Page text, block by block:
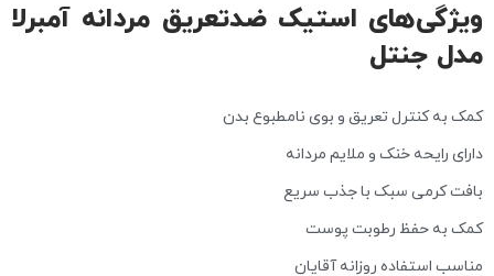
ویژگی‌های استیک ضدتعریق مردانه آمبرلا
مدل جنتل
کمک به کنترل تعریق و بوی نامطبوع بدن
دارای رایحه خنک و ملایم مردانه
بافت کرمی سبک با جذب سریع
کمک به حفظ رطوبت پوست
مناسب استفاده روزانه آقایان